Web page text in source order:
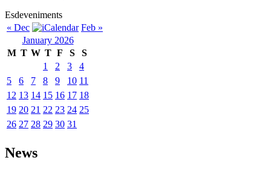
Esdeveniments
« Dec
Feb »
January 2026
M T W T F S
S
1
2 3
4
5
6 7 8 9 10 11
12 13 14 15 16 17 18
19 20 21 22 23 24 25
26 27 28 29 30 31
News